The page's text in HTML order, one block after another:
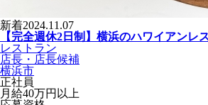
新着2024.11.07
【完全週休2日制】横浜のハワイアンレ
レストラン
店長・店長候補
横浜市
正社員
月給40万円以上